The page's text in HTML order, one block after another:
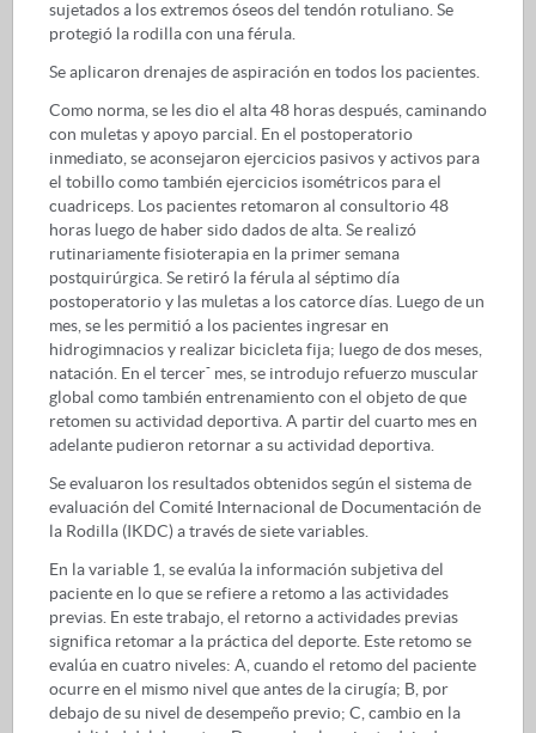
sujetados a los extremos óseos del tendón rotuliano. Se
protegió la rodilla con una férula.
Se aplicaron drenajes de aspiración en todos los pacientes.
Como norma, se les dio el alta 48 horas después, caminando
con muletas y apoyo parcial. En el postoperatorio
inmediato, se aconsejaron ejercicios pasivos y activos para
el tobillo como también ejercicios isométricos para el
cuadriceps. Los pacientes retomaron al consultorio 48
horas luego de haber sido dados de alta. Se realizó
rutinariamente fisioterapia en la primer semana
postquirúrgica. Se retiró la férula al séptimo día
postoperatorio y las muletas a los catorce días. Luego de un
mes, se les permitió a los pacientes ingresar en
hidrogimnacios y realizar bicicleta fija; luego de dos meses,
natación. En el tercer- mes, se introdujo refuerzo muscular
global como también entrenamiento con el objeto de que
retomen su actividad deportiva. A partir del cuarto mes en
adelante pudieron retornar a su actividad deportiva.
Se evaluaron los resultados obtenidos según el sistema de
evaluación del Comité Internacional de Documentación de
la Rodilla (IKDC) a través de siete variables.
En la variable 1, se evalúa la información subjetiva del
paciente en lo que se refiere a retomo a las actividades
previas. En este trabajo, el retorno a actividades previas
significa retomar a la práctica del deporte. Este retomo se
evalúa en cuatro niveles: A, cuando el retomo del paciente
ocurre en el mismo nivel que antes de la cirugía; B, por
debajo de su nivel de desempeño previo; C, cambio en la